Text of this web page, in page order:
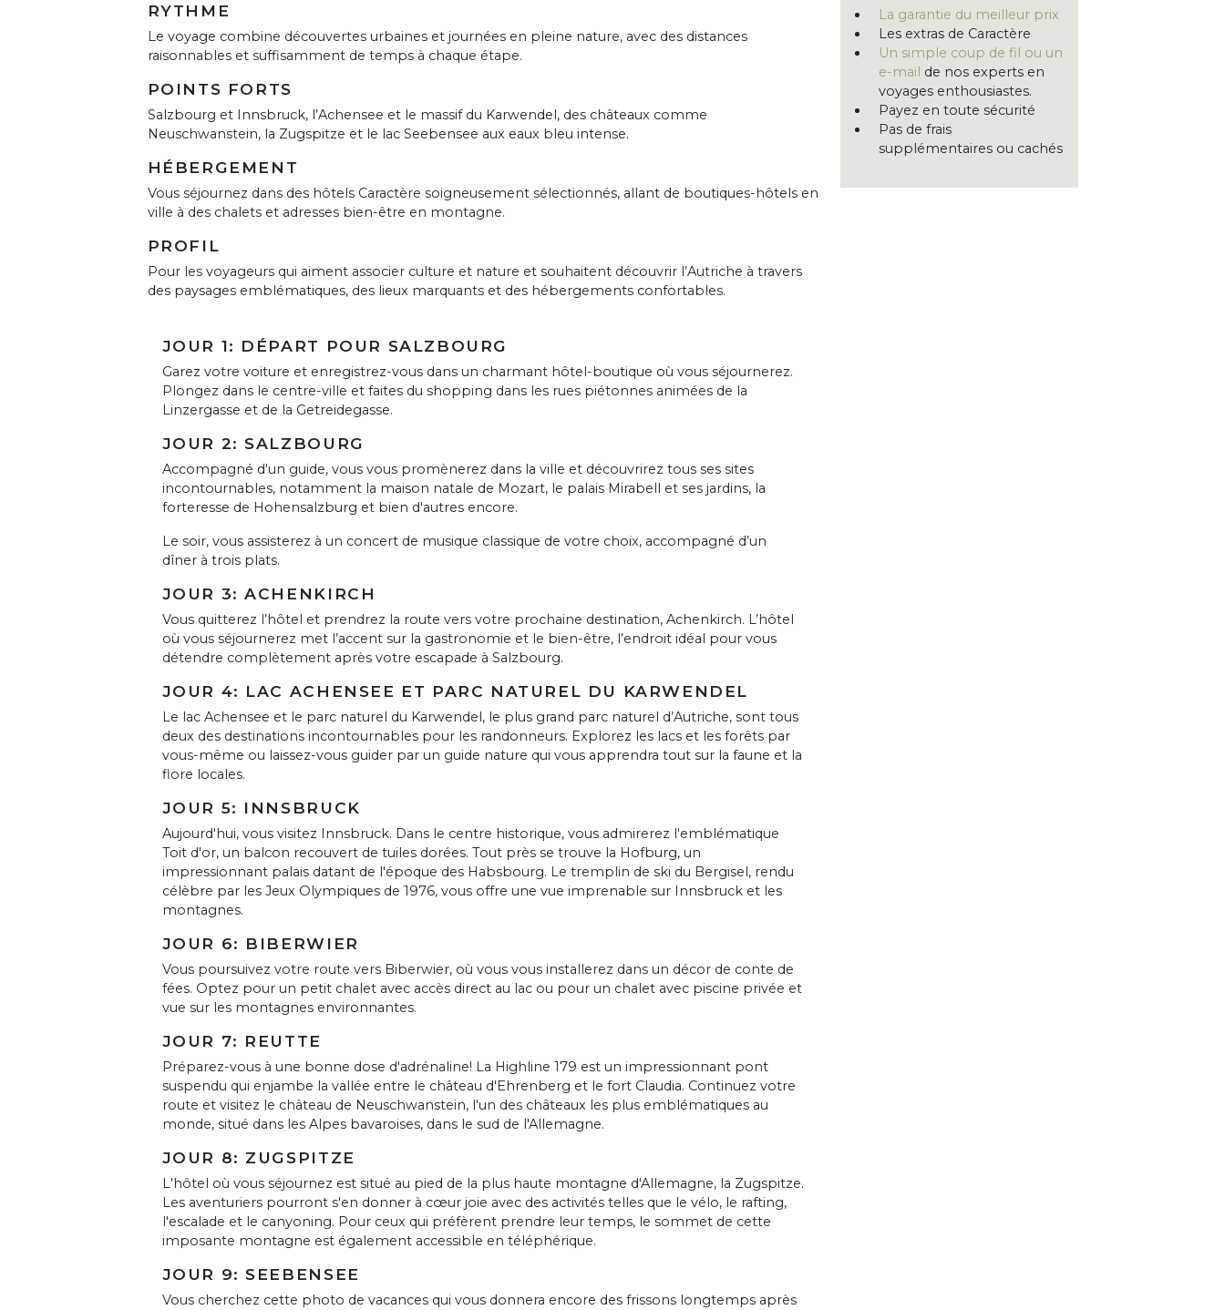
RYTHME
Le voyage combine découvertes urbaines et journées en pleine nature, avec des distances
raisonnables et suffisamment de temps à chaque étape.
POINTS FORTS
Salzbourg et Innsbruck, l’Achensee et le massif du Karwendel, des châteaux comme
Neuschwanstein, la Zugspitze et le lac Seebensee aux eaux bleu intense.
HÉBERGEMENT
Vous séjournez dans des hôtels Caractère soigneusement sélectionnés, allant de boutiques-hôtels en
ville à des chalets et adresses bien-être en montagne.
PROFIL
Pour les voyageurs qui aiment associer culture et nature et souhaitent découvrir l’Autriche à travers
des paysages emblématiques, des lieux marquants et des hébergements confortables.
JOUR 1: DÉPART POUR SALZBOURG
Garez votre voiture et enregistrez-vous dans un charmant hôtel-boutique où vous séjournerez.
Plongez dans le centre-ville et faites du shopping dans les rues piétonnes animées de la
Linzergasse et de la Getreidegasse.
JOUR 2: SALZBOURG
Accompagné d'un guide, vous vous promènerez dans la ville et découvrirez tous ses sites
incontournables, notamment la maison natale de Mozart, le palais Mirabell et ses jardins, la
forteresse de Hohensalzburg et bien d'autres encore.
Le soir, vous assisterez à un concert de musique classique de votre choix, accompagné d’un
dîner à trois plats.
JOUR 3: ACHENKIRCH
Vous quitterez l’hôtel et prendrez la route vers votre prochaine destination, Achenkirch. L’hôtel
où vous séjournerez met l’accent sur la gastronomie et le bien-être, l’endroit idéal pour vous
détendre complètement après votre escapade à Salzbourg.
JOUR 4: LAC ACHENSEE ET PARC NATUREL DU KARWENDEL
Le lac Achensee et le parc naturel du Karwendel, le plus grand parc naturel d’Autriche, sont tous
deux des destinations incontournables pour les randonneurs. Explorez les lacs et les forêts par
vous-même ou laissez-vous guider par un guide nature qui vous apprendra tout sur la faune et la
flore locales.
JOUR 5: INNSBRUCK
Aujourd'hui, vous visitez Innsbruck. Dans le centre historique, vous admirerez l'emblématique
Toit d'or, un balcon recouvert de tuiles dorées. Tout près se trouve la Hofburg, un
impressionnant palais datant de l'époque des Habsbourg. Le tremplin de ski du Bergisel, rendu
célèbre par les Jeux Olympiques de 1976, vous offre une vue imprenable sur Innsbruck et les
montagnes.
JOUR 6: BIBERWIER
Vous poursuivez votre route vers Biberwier, où vous vous installerez dans un décor de conte de
fées. Optez pour un petit chalet avec accès direct au lac ou pour un chalet avec piscine privée et
vue sur les montagnes environnantes.
JOUR 7: REUTTE
Préparez-vous à une bonne dose d'adrénaline! La Highline 179 est un impressionnant pont
suspendu qui enjambe la vallée entre le château d'Ehrenberg et le fort Claudia. Continuez votre
route et visitez le château de Neuschwanstein, l'un des châteaux les plus emblématiques au
monde, situé dans les Alpes bavaroises, dans le sud de l'Allemagne.
JOUR 8: ZUGSPITZE
L'hôtel où vous séjournez est situé au pied de la plus haute montagne d'Allemagne, la Zugspitze.
Les aventuriers pourront s'en donner à cœur joie avec des activités telles que le vélo, le rafting,
l'escalade et le canyoning. Pour ceux qui préfèrent prendre leur temps, le sommet de cette
imposante montagne est également accessible en téléphérique.
JOUR 9: SEEBENSEE
Vous cherchez cette photo de vacances qui vous donnera encore des frissons longtemps après
La garantie du meilleur prix
Les extras de Caractère
Un simple coup de fil ou un
e-mail de nos experts en
voyages enthousiastes.
Payez en toute sécurité
Pas de frais
supplémentaires ou cachés